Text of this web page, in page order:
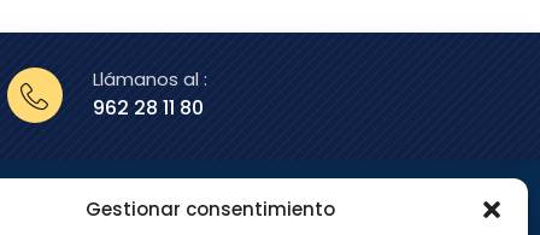
Gestionar consentimiento
Llámanos al :
962 28 11 80